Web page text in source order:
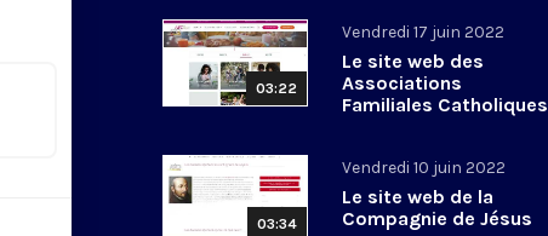
03:22
Vendredi 17 juin 2022
Le site web des
Associations
Familiales Catholiques
03:34
Vendredi 10 juin 2022
Le site web de la
Compagnie de Jésus